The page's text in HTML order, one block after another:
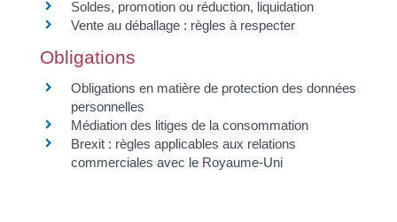
Soldes, promotion ou réduction, liquidation
Vente au déballage : règles à respecter
Obligations
Obligations en matière de protection des données
personnelles
Médiation des litiges de la consommation
Brexit : règles applicables aux relations
commerciales avec le Royaume-Uni